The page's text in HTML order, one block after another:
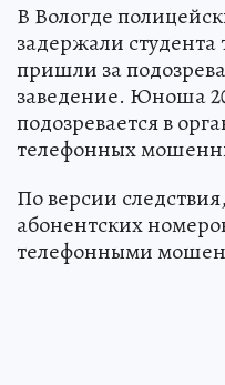
В Вологде
задержали
пришли за
заведение. Юноша
подозревается в
телефонных
По версии
абонентских
телефонными